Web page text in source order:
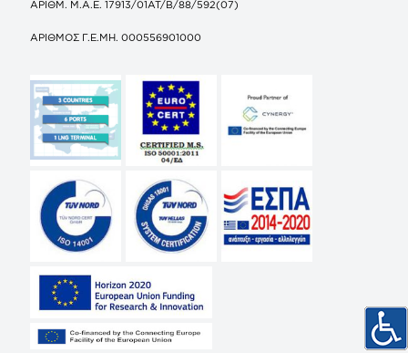
ΑΡΙΘΜ. Μ.Α.Ε. 17913/01ΑΤ/Β/88/592(07)
ΑΡΙΘΜΟΣ Γ.Ε.ΜΗ. 000556901000